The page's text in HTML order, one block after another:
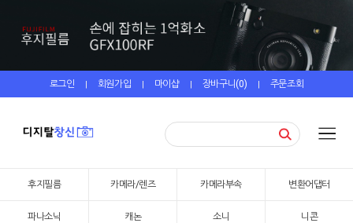
로그인 | 회원가입 | 마이샵 | 장바구니(0) | 주문조회
후지필름 카메라/렌즈 카메라부속 변환어댑터
파나소닉 캐논 소니 니콘